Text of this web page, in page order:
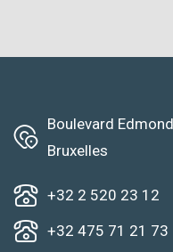
Boulevard
Bruxelles
+32 2 520 23 12
+32 475 71 21 73